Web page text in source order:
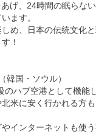
げ、24時間の眠らな
ます。
め、日本の伝統文化
！
国・ソウル）
のハブ空港として機能
米に安く行かれる方も
インターネットも使